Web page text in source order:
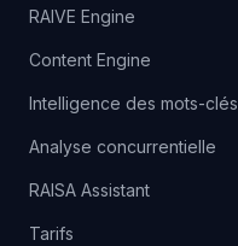
RAIVE Engine
Content Engine
Intelligence des mots-clés
Analyse concurrentielle
RAISA Assistant
Tarifs